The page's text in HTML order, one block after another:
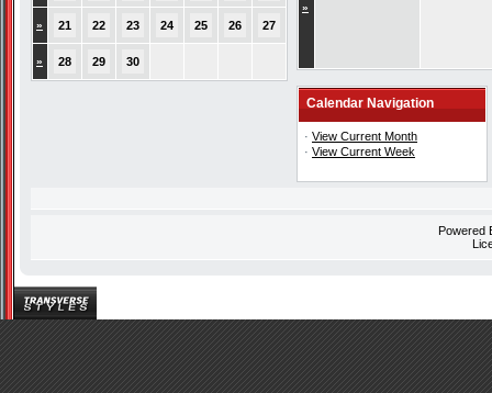
» 21 22 23 24 25 26 27
» 28 29 30
»
Calendar Navigation
· View Current Month
· View Current Week
Powered